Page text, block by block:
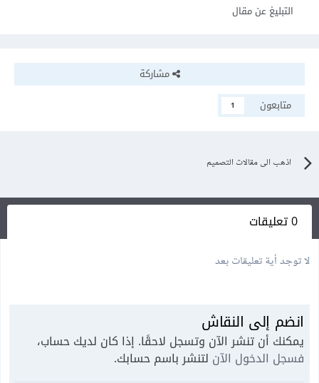
التبليغ عن مقال
مشاركة
متابعون
1
اذهب الى مقالات التصميم
0 تعليقات
لا توجد أية تعليقات بعد
انضم إلى النقاش
يمكنك أن تنشر الآن وتسجل لاحقًا. إذا كان لديك حساب،
فسجل الدخول الآن لتنشر باسم حسابك.